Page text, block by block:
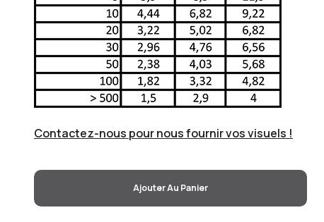
Contactez-nous pour nous fournir vos visuels !
Ajouter Au Panier